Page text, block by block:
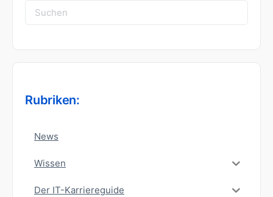
Suchen
nach:
Rubriken:
News
Wissen
Der IT-Karriereguide